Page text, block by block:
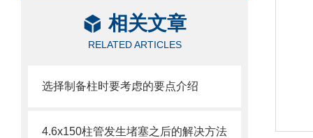
相关文章
RELATED ARTICLES
选择制备柱时要考虑的要点介绍
4.6x150柱管发生堵塞之后的解决方法